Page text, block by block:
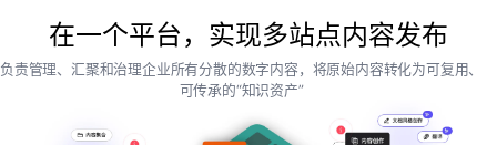
在一个平台，实现多站点内容发布
负责管理、汇聚和治理企业所有分散的数字内容，将原始内容转化为可复用、
可传承的“知识资产”